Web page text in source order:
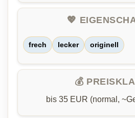
💖
frech lecker originell
💰
bis 35 EUR (normal,